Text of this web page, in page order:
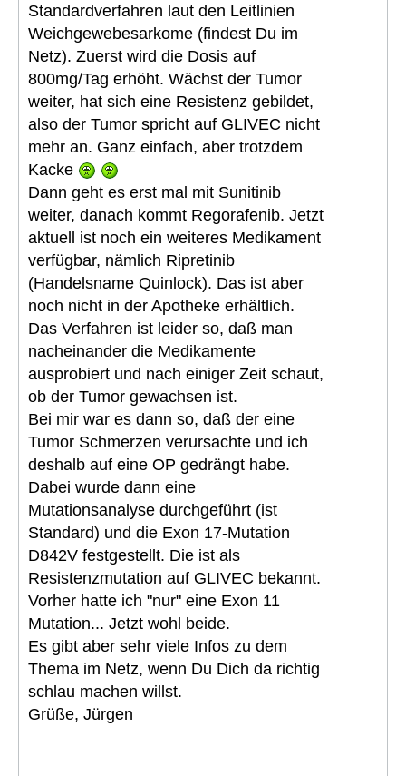
Standardverfahren laut den Leitlinien
Weichgewebesarkome (findest Du im
Netz). Zuerst wird die Dosis auf
800mg/Tag erhöht. Wächst der Tumor
weiter, hat sich eine Resistenz gebildet,
also der Tumor spricht auf GLIVEC nicht
mehr an. Ganz einfach, aber trotzdem
Kacke
Dann geht es erst mal mit Sunitinib
weiter, danach kommt Regorafenib. Jetzt
aktuell ist noch ein weiteres Medikament
verfügbar, nämlich Ripretinib
(Handelsname Quinlock). Das ist aber
noch nicht in der Apotheke erhältlich.
Das Verfahren ist leider so, daß man
nacheinander die Medikamente
ausprobiert und nach einiger Zeit schaut,
ob der Tumor gewachsen ist.
Bei mir war es dann so, daß der eine
Tumor Schmerzen verursachte und ich
deshalb auf eine OP gedrängt habe.
Dabei wurde dann eine
Mutationsanalyse durchgeführt (ist
Standard) und die Exon 17-Mutation
D842V festgestellt. Die ist als
Resistenzmutation auf GLIVEC bekannt.
Vorher hatte ich "nur" eine Exon 11
Mutation... Jetzt wohl beide.
Es gibt aber sehr viele Infos zu dem
Thema im Netz, wenn Du Dich da richtig
schlau machen willst.
Grüße, Jürgen